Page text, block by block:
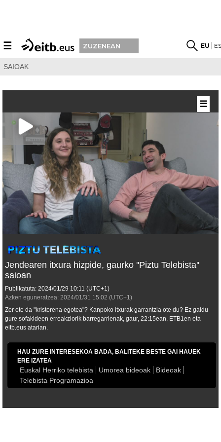
☰ ZUZENEAN EU
SAIOAK
Jendearen itxura hizpide, gaurko ''Piztu Telebista''
saioan
Publikatuta: 2024/01/29 10:11 (UTC+1)
Azken eguneratzea: 2024/01/31 15:02 (UTC+1)
Zer ote da "kristorena egotea"? Kanpoko itxurak garrantzia ote du? Ez galdu
gure sofakideen erreakziorik barregarrienak, gaur, 22:15ean, ETB1en eta
eitb.eus atarian.
HAU ZURE INTERESEKOA BADA, BALITEKE BESTE GAI HAUEK
ERE IZATEA
Euskal Herriko telebista Umorea bideoak
Bideoak
Telebista Programazioa
☰